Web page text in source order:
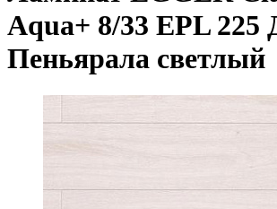
Aqua+ 8/33 EPL 225
Пеньярала светлый